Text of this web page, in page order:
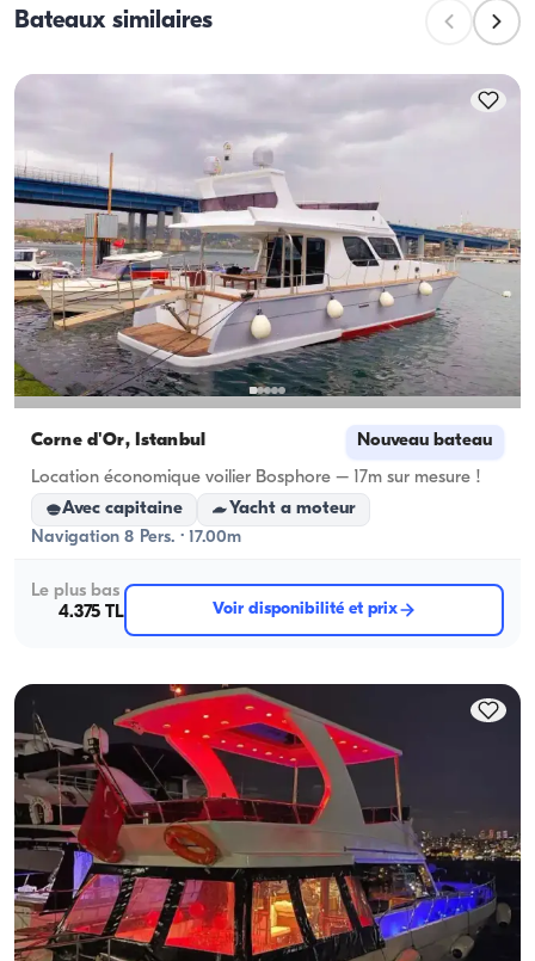
nombre maximum de passagers lors des excursions
capacité d'hébergement ; pour les locations à la
journée, la capacité de navigation s'applique.
Bateaux similaires
Corne d'Or, İstanbul Nouveau bateau
Location économique voilier Bosphore – 17m sur mesure !
Avec capitaine
Yacht a moteur
Navigation 8 Pers. · 17.00m
Le plus bas
4.375 TL
Voir disponibilité et prix